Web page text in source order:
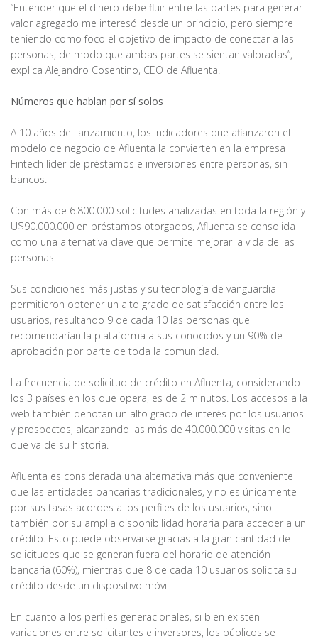
“Entender que el dinero debe fluir entre las partes para generar
valor agregado me interesó desde un principio, pero siempre
teniendo como foco el objetivo de impacto de conectar a las
personas, de modo que ambas partes se sientan valoradas”,
explica Alejandro Cosentino, CEO de Afluenta.
Números que hablan por sí solos
A 10 años del lanzamiento, los indicadores que afianzaron el
modelo de negocio de Afluenta la convierten en la empresa
Fintech líder de préstamos e inversiones entre personas, sin
bancos.
Con más de 6.800.000 solicitudes analizadas en toda la región y
U$90.000.000 en préstamos otorgados, Afluenta se consolida
como una alternativa clave que permite mejorar la vida de las
personas.
Sus condiciones más justas y su tecnología de vanguardia
permitieron obtener un alto grado de satisfacción entre los
usuarios, resultando 9 de cada 10 las personas que
recomendarían la plataforma a sus conocidos y un 90% de
aprobación por parte de toda la comunidad.
La frecuencia de solicitud de crédito en Afluenta, considerando
los 3 países en los que opera, es de 2 minutos. Los accesos a la
web también denotan un alto grado de interés por los usuarios
y prospectos, alcanzando las más de 40.000.000 visitas en lo
que va de su historia.
Afluenta es considerada una alternativa más que conveniente
que las entidades bancarias tradicionales, y no es únicamente
por sus tasas acordes a los perfiles de los usuarios, sino
también por su amplia disponibilidad horaria para acceder a un
crédito. Esto puede observarse gracias a la gran cantidad de
solicitudes que se generan fuera del horario de atención
bancaria (60%), mientras que 8 de cada 10 usuarios solicita su
crédito desde un dispositivo móvil.
En cuanto a los perfiles generacionales, si bien existen
variaciones entre solicitantes e inversores, los públicos se